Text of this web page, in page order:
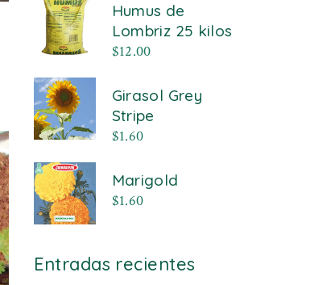
Humus de
Lombriz 25 kilos
$12.00
Girasol Grey
Stripe
$1.60
Marigold
$1.60
Entradas recientes